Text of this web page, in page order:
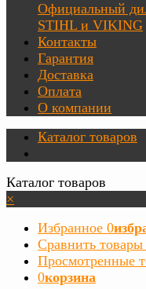
Официальный
STIHL и VIKING
Контакты
Гарантия
Доставка
Оплата
О компании
Каталог товаров
Каталог товаров
×
Избранное 0
Сравнить товары
Просмотренные
0корзина